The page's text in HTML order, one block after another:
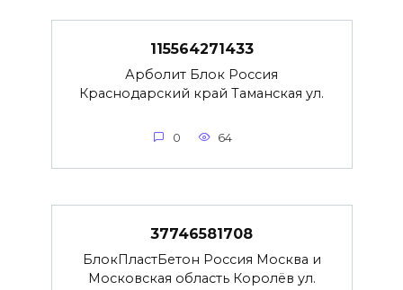
115564271433
Арболит Блок Россия
Краснодарский край Таманская ул.
0 64
37746581708
БлокПластБетон Россия Москва и
Московская область Королёв ул.